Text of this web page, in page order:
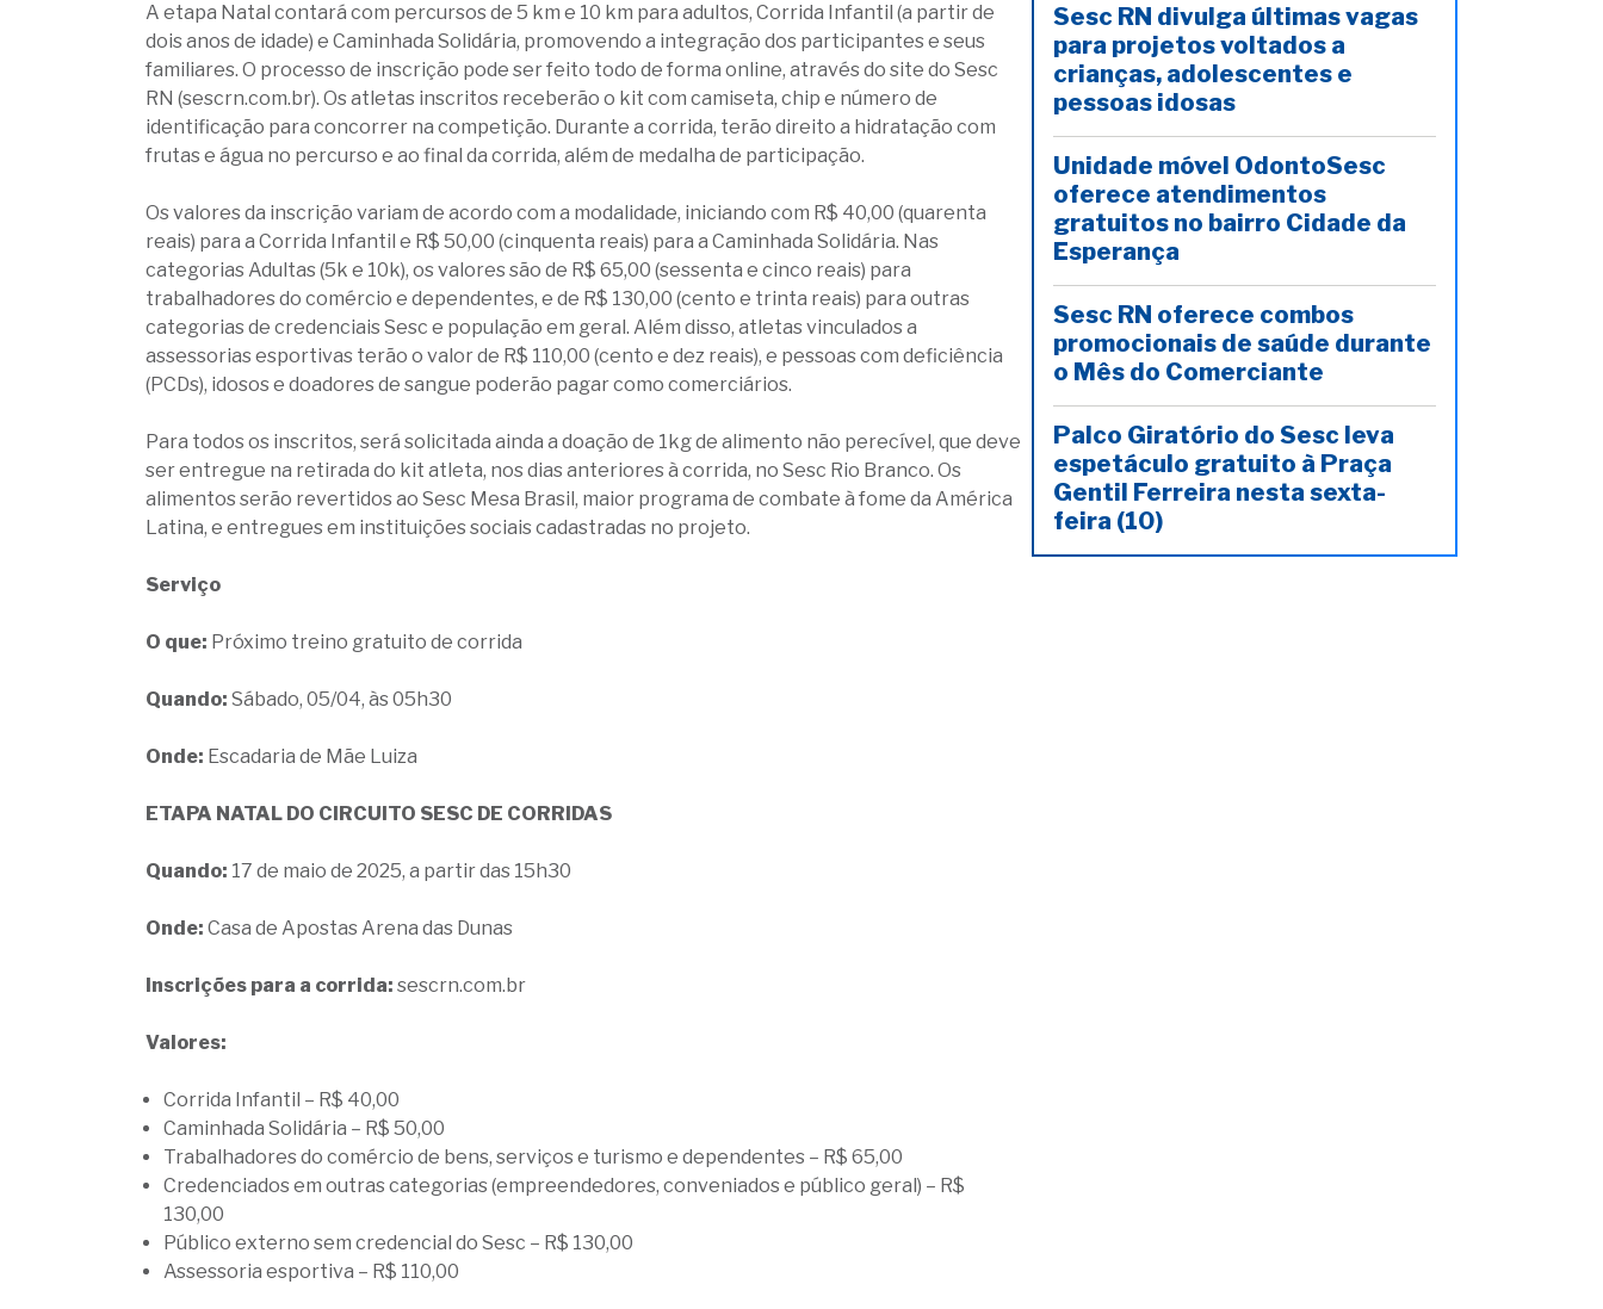
A etapa Natal contará com percursos de 5 km e 10 km para adultos, Corrida Infantil (a partir de
dois anos de idade) e Caminhada Solidária, promovendo a integração dos participantes e seus
familiares. O processo de inscrição pode ser feito todo de forma online, através do site do Sesc
RN (sescrn.com.br). Os atletas inscritos receberão o kit com camiseta, chip e número de
identificação para concorrer na competição. Durante a corrida, terão direito a hidratação com
frutas e água no percurso e ao final da corrida, além de medalha de participação.
Os valores da inscrição variam de acordo com a modalidade, iniciando com R$ 40,00 (quarenta
reais) para a Corrida Infantil e R$ 50,00 (cinquenta reais) para a Caminhada Solidária. Nas
categorias Adultas (5k e 10k), os valores são de R$ 65,00 (sessenta e cinco reais) para
trabalhadores do comércio e dependentes, e de R$ 130,00 (cento e trinta reais) para outras
categorias de credenciais Sesc e população em geral. Além disso, atletas vinculados a
assessorias esportivas terão o valor de R$ 110,00 (cento e dez reais), e pessoas com deficiência
(PCDs), idosos e doadores de sangue poderão pagar como comerciários.
Para todos os inscritos, será solicitada ainda a doação de 1kg de alimento não perecível, que deve
ser entregue na retirada do kit atleta, nos dias anteriores à corrida, no Sesc Rio Branco. Os
alimentos serão revertidos ao Sesc Mesa Brasil, maior programa de combate à fome da América
Latina, e entregues em instituições sociais cadastradas no projeto.
Serviço
O que: Próximo treino gratuito de corrida
Quando: Sábado, 05/04, às 05h30
Onde: Escadaria de Mãe Luiza
ETAPA NATAL DO CIRCUITO SESC DE CORRIDAS
Quando: 17 de maio de 2025, a partir das 15h30
Onde: Casa de Apostas Arena das Dunas
Inscrições para a corrida: sescrn.com.br
Valores:
Corrida Infantil – R$ 40,00
Caminhada Solidária – R$ 50,00
Trabalhadores do comércio de bens, serviços e turismo e dependentes – R$ 65,00
Credenciados em outras categorias (empreendedores, conveniados e público geral) – R$
130,00
Público externo sem credencial do Sesc – R$ 130,00
Assessoria esportiva – R$ 110,00
Sesc RN divulga últimas vagas
para projetos voltados a
crianças, adolescentes e
pessoas idosas
Unidade móvel OdontoSesc
oferece atendimentos
gratuitos no bairro Cidade da
Esperança
Sesc RN oferece combos
promocionais de saúde durante
o Mês do Comerciante
Palco Giratório do Sesc leva
espetáculo gratuito à Praça
Gentil Ferreira nesta sexta-
feira (10)